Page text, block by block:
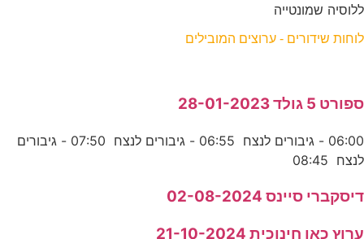
ללוסיה שמונטייה
לוחות שידורים - ערוצים המובילים
ספורט 5 גולד 28-01-2023
06:00 - גיבורים לנצח 06:55 - גיבורים לנצח 07:50 - גיבורים
לנצח 08:45
דיסקברי סיינס 02-08-2024
ערוץ כאן חינוכית 21-10-2024